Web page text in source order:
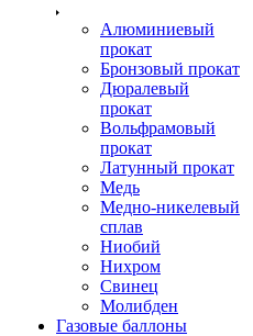
Алюминиевый
прокат
Бронзовый прокат
Дюралевый
прокат
Вольфрамовый
прокат
Латунный прокат
Медь
Медно-никелевый
сплав
Ниобий
Нихром
Свинец
Молибден
Газовые баллоны